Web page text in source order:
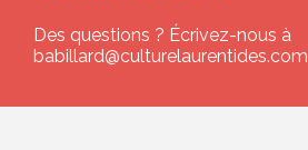
Des questions ? Écrivez-nous à
babillard@culturelaurentides.com